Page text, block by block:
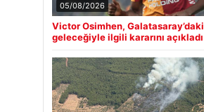
05/08/2026
Victor Osimhen, Galatasaray’daki
geleceğiyle ilgili kararını açıkladı